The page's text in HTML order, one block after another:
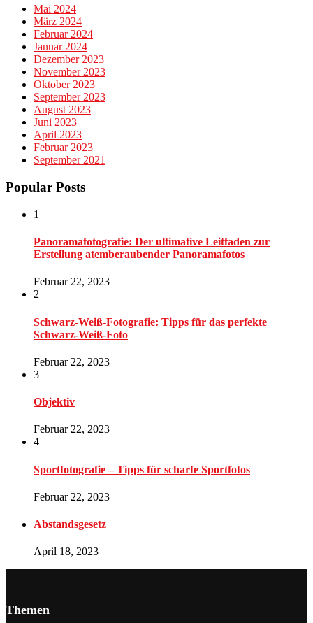
Mai 2024
März 2024
Februar 2024
Januar 2024
Dezember 2023
November 2023
Oktober 2023
September 2023
August 2023
Juni 2023
April 2023
Februar 2023
September 2021
Popular Posts
1
Panoramafotografie: Der ultimative Leitfaden zur
Erstellung atemberaubender Panoramafotos
Februar 22, 2023
2
Schwarz-Weiß-Fotografie: Tipps für das perfekte
Schwarz-Weiß-Foto
Februar 22, 2023
3
Objektiv
Februar 22, 2023
4
Sportfotografie – Tipps für scharfe Sportfotos
Februar 22, 2023
Abstandsgesetz
April 18, 2023
Themen